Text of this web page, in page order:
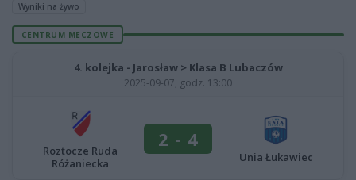
Wyniki na żywo
CENTRUM MECZOWE
4. kolejka - Jarosław > Klasa B Lubaczów
2025-09-07, godz. 13:00
Roztocze Ruda
Różaniecka
2 - 4
Unia Łukawiec